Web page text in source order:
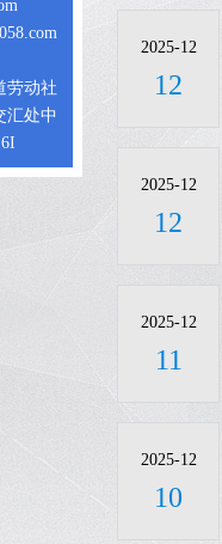
劳动社
汇处中
2025-12
12
2025-12
12
2025-12
11
2025-12
10